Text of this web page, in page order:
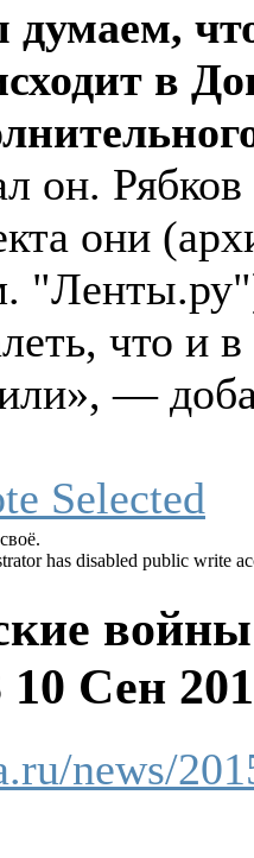
что
в
он.
они
что и
—
has disabled public write
10 Сен
news/